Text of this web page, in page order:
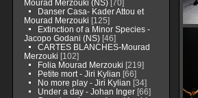
Mourad Merzouki (NS)[70]
Danser Casa- Kader Attou et
Mourad Merzouki [125]
Extinction of a Minor Species -
Jacopo Godani (NS)[46]
CARTES BLANCHES-Mourad
Merzouki [102]
Folia Mourad Merzouki [219]
Petite mort - Jiri Kylian [66]
No more play - Jiri Kylian [34]
Under a day - Johan Inger[66]